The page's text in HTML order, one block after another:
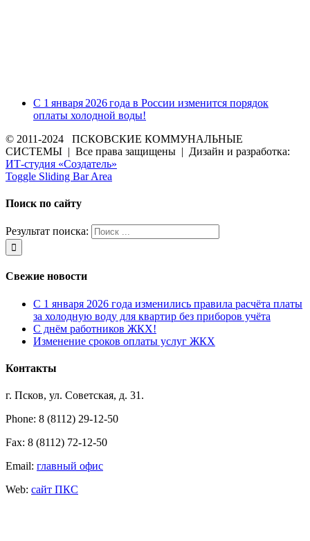
С 1 января 2026 года в России изменится порядок
оплаты холодной воды!
© 2011-2024 ПСКОВСКИЕ КОММУНАЛЬНЫЕ
СИСТЕМЫ | Все права защищены | Дизайн и разработка:
ИТ-студия «Создатель»
Toggle Sliding Bar Area
Поиск по сайту
Результат поиска:
Свежие новости
С 1 января 2026 года изменились правила расчёта платы
за холодную воду для квартир без приборов учёта
С днём работников ЖКХ!
Изменение сроков оплаты услуг ЖКХ
Контакты
г. Псков, ул. Советская, д. 31.
Phone: 8 (8112) 29-12-50
Fax: 8 (8112) 72-12-50
Email: главный офис
Web: сайт ПКС